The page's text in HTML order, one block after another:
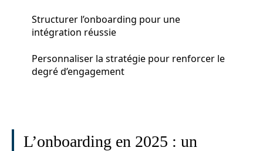
Structurer l’onboarding pour une
intégration réussie
Personnaliser la stratégie pour renforcer le
degré d’engagement
L’onboarding en 2025 : un